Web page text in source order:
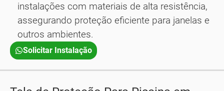
instalações com materiais de alta resistência,
assegurando proteção eficiente para janelas e
outros ambientes.
Solicitar Instalação